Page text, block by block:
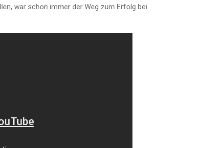
war schon immer der Weg zum Erfolg bei